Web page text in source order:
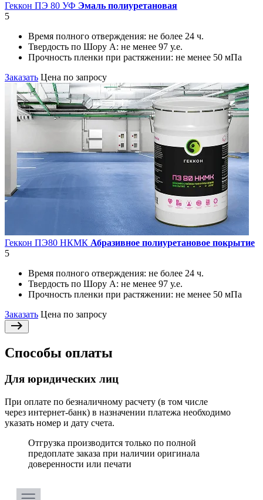
Геккон ПЭ 80 УФ Эмаль полиуретановая
5
Время полного отверждения: не более 24 ч.
Твердость по Шору А: не менее 97 у.е.
Прочность пленки при растяжении: не менее 50 мПа
Заказать Цена по запросу
Геккон ПЭ80 НКМК Абразивное полиуретановое покрытие
5
Время полного отверждения: не более 24 ч.
Твердость по Шору А: не менее 97 у.е.
Прочность пленки при растяжении: не менее 50 мПа
Заказать Цена по запросу
Способы оплаты
Для юридических лиц
При оплате по безналичному расчету (в том числе
через интернет-банк) в назначении платежа необходимо
указать номер и дату счета.
Отгрузка производится только по полной
предоплате заказа при наличии оригинала
доверенности или печати